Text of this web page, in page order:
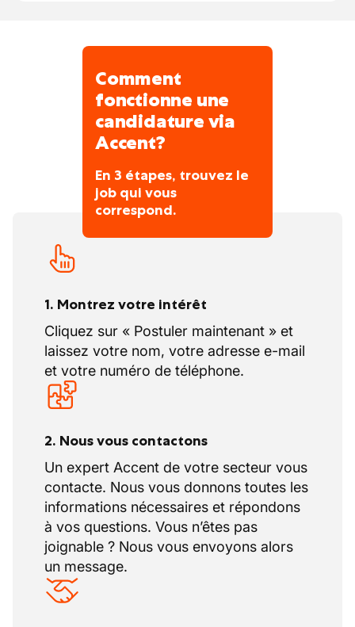
Comment
fonctionne une
candidature via
Accent?
En 3 étapes, trouvez le
job qui vous
correspond.
1. Montrez votre intérêt
Cliquez sur « Postuler maintenant » et
laissez votre nom, votre adresse e-mail
et votre numéro de téléphone.
2. Nous vous contactons
Un expert Accent de votre secteur vous
contacte. Nous vous donnons toutes les
informations nécessaires et répondons
à vos questions. Vous n’êtes pas
joignable ? Nous vous envoyons alors
un message.